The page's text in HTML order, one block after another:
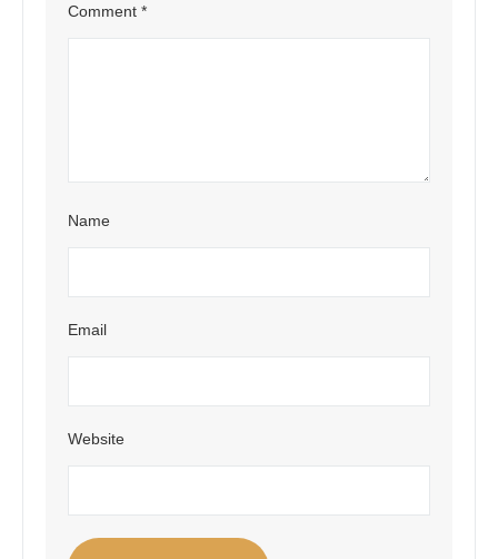
Comment *
Name
Email
Website